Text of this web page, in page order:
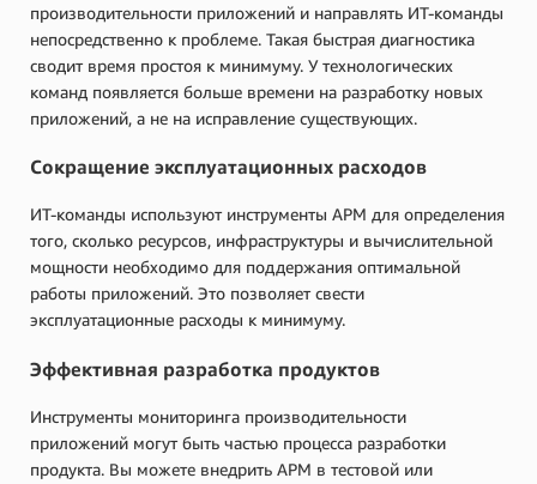
производительности приложений и направлять ИТ-команды
непосредственно к проблеме. Такая быстрая диагностика
сводит время простоя к минимуму. У технологических
команд появляется больше времени на разработку новых
приложений, а не на исправление существующих.
Сокращение эксплуатационных расходов
ИТ-команды используют инструменты APM для определения
того, сколько ресурсов, инфраструктуры и вычислительной
мощности необходимо для поддержания оптимальной
работы приложений. Это позволяет свести
эксплуатационные расходы к минимуму.
Эффективная разработка продуктов
Инструменты мониторинга производительности
приложений могут быть частью процесса разработки
продукта. Вы можете внедрить APM в тестовой или